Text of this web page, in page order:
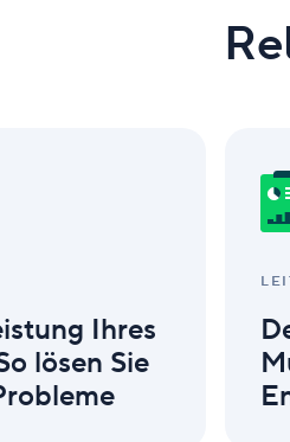
Ihres
lösen Sie
Multi-